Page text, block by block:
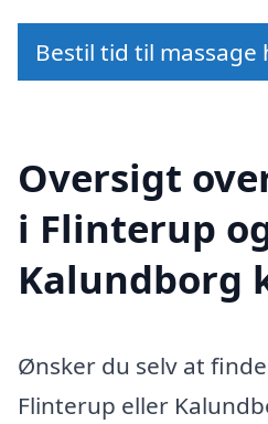
Bestil tid til massage
Oversigt
i Flinterup
Kalundborg
Ønsker du selv at
Flinterup eller